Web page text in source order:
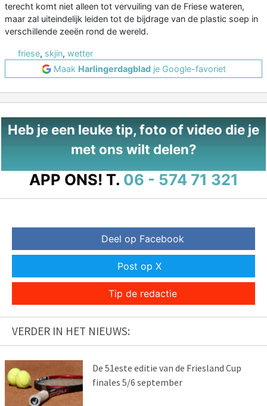
terecht komt niet alleen tot vervuiling van de Friese wateren,
maar zal uiteindelijk leiden tot de bijdrage van de plastic soep in
verschillende zeeën rond de wereld.
friese, skjin, wetter
Maak Harlingerdagbladje Google-favoriet
Heb je een leuke tip, foto of video die je
met ons wilt delen?
APP ONS! T. 06 - 574 71 321
Deel op Facebook
Post op X
Tip de redactie
VERDER IN HET NIEUWS:
De 51este editie van de Friesland Cup
finales 5/6 september